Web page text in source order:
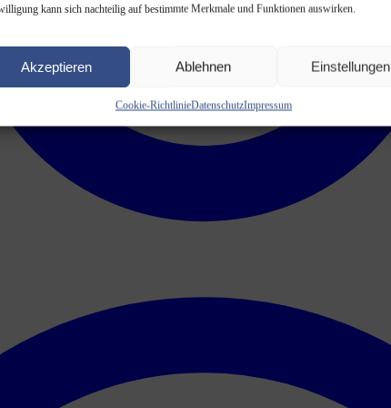
kann sich nachteilig auf bestimmte Merkmale und Funktionen auswirken.
Akzeptieren Ablehnen Einstellungen
Cookie-RichtlinieDatenschutzImpressum